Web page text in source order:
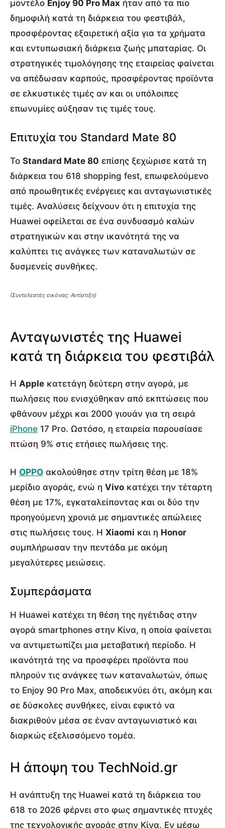
μοντέλο Enjoy 90 Pro Max ήταν από τα πιο
δημοφιλή κατά τη διάρκεια του φεστιβάλ,
προσφέροντας εξαιρετική αξία για τα χρήματα
και εντυπωσιακή διάρκεια ζωής μπαταρίας. Οι
στρατηγικές τιμολόγησης της εταιρείας φαίνεται
να απέδωσαν καρπούς, προσφέροντας προϊόντα
σε ελκυστικές τιμές αν και οι υπόλοιπες
επωνυμίες αύξησαν τις τιμές τους.
Επιτυχία του Standard Mate 80
Το Standard Mate 80 επίσης ξεχώρισε κατά τη
διάρκεια του 618 shopping fest, επωφελούμενο
από προωθητικές ενέργειες και ανταγωνιστικές
τιμές. Αναλύσεις δείχνουν ότι η επιτυχία της
Huawei οφείλεται σε ένα συνδυασμό καλών
στρατηγικών και στην ικανότητά της να
καλύπτει τις ανάγκες των καταναλωτών σε
δυσμενείς συνθήκες.
(Συντελεστές εικόνας: Αντίστιξη)
Ανταγωνιστές της Huawei
κατά τη διάρκεια του φεστιβάλ
Η Apple κατετάγη δεύτερη στην αγορά, με
πωλήσεις που ενισχύθηκαν από εκπτώσεις που
φθάνουν μέχρι και 2000 γιουάν για τη σειρά
iPhone 17 Pro. Ωστόσο, η εταιρεία παρουσίασε
πτώση 9% στις ετήσιες πωλήσεις της.
Η OPPO ακολούθησε στην τρίτη θέση με 18%
μερίδιο αγοράς, ενώ η Vivo κατέχει την τέταρτη
θέση με 17%, εγκαταλείποντας και οι δύο την
προηγούμενη χρονιά με σημαντικές απώλειες
στις πωλήσεις τους. Η Xiaomi και η Honor
συμπλήρωσαν την πεντάδα με ακόμη
μεγαλύτερες μειώσεις.
Συμπεράσματα
Η Huawei κατέχει τη θέση της ηγέτιδας στην
αγορά smartphones στην Κίνα, η οποία φαίνεται
να αντιμετωπίζει μια μεταβατική περίοδο. Η
ικανότητά της να προσφέρει προϊόντα που
πληρούν τις ανάγκες των καταναλωτών, όπως
το Enjoy 90 Pro Max, αποδεικνύει ότι, ακόμη και
σε δύσκολες συνθήκες, είναι εφικτό να
διακριθούν μέσα σε έναν ανταγωνιστικό και
διαρκώς εξελισσόμενο τομέα.
Η άποψη του TechNoid.gr
Η ανάπτυξη της Huawei κατά τη διάρκεια του
618 το 2026 φέρνει στο φως σημαντικές πτυχές
της τεχνολογικής αγοράς στην Κίνα. Εν μέσω